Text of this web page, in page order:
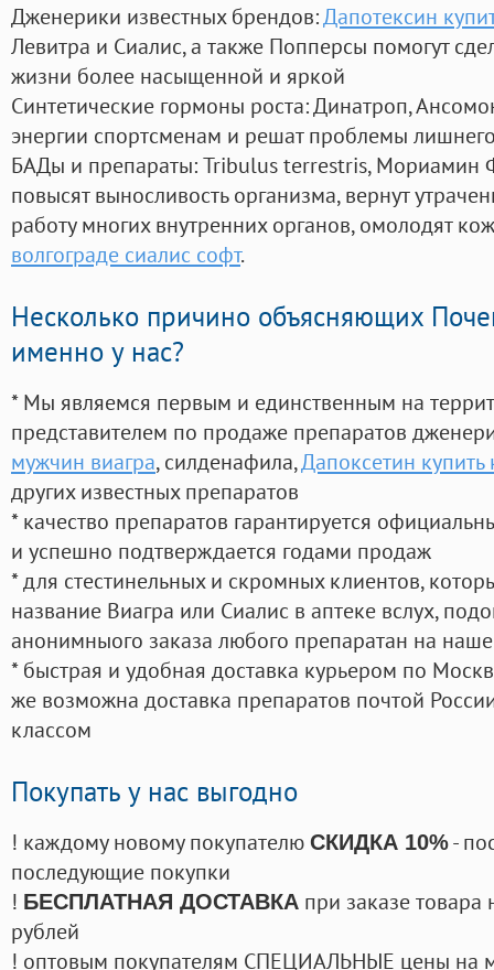
Дженерики известных брендов:Дапотексин
Левитра и Сиалис, а также Попперсы помогут
жизни более насыщенной и яркой
Синтетические гормоны роста: Динатроп,
энергии спортсменам и решат проблемы
БАДы и препараты:Tribulus terrestris, Мориамин
повысят выносливость организма, вернут
работу многих внутренних органов, омолодят
волгограде сиалис софт.
Несколько причино объясняющих
именно у нас?
* Мы являемся первым и единственным на
представителем по продаже препаратов
мужчин виагра, силденафила,Дапоксетин купить
других известных препаратов
* качество препаратов гарантируется
и успешно подтверждается годами продаж
* для стестинельных и скромных клиентов,
название Виагра или Сиалис в аптеке вслух,
анонимныого заказа любого препаратан на
* быстрая и удобная доставка курьером по
же возможна доставка препаратов почтой
классом
Покупать у нас выгодно
! каждому новому покупателю СКИДКА 10%-
последующие покупки
! БЕСПЛАТНАЯ ДОСТАВКА при заказе
рублей
! оптовым покупателям СПЕЦИАЛЬНЫЕ цены на